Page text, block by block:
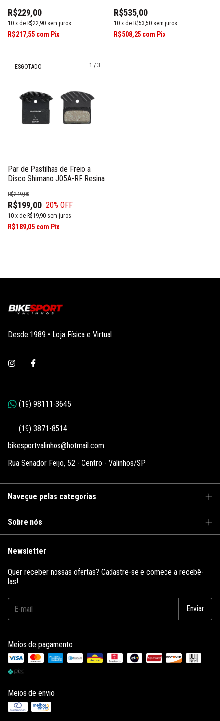
R$229,00
10 x de R$22,90 sem juros
R$217,55 com Pix
R$535,00
10 x de R$53,50 sem juros
R$508,25 com Pix
1 / 3
ESGOTADO
Par de Pastilhas de Freio a
Disco Shimano J05A-RF Resina
R$199,00
R$249,00
20% OFF
10 x de R$19,90 sem juros
R$189,05 com Pix
Desde 1989 • Loja Física e Virtual
bikesportvalinhos@hotmail.com
Rua Senador Feijo, 52 - Centro - Valinhos/SP
Navegue pelas categorias
Sobre nós
Newsletter
Quer receber nossas ofertas? Cadastre-se e comece a recebê-
las!
Meios de pagamento
Meios de envio